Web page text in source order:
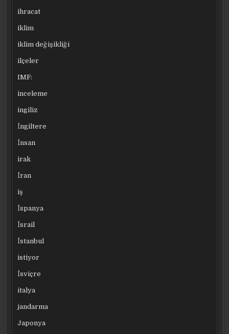
ihracat
iklim
iklim değişikliği
ilçeler
IMF:
inceleme
ingiliz
İngiltere
İnsan
irak
İran
iş
İspanya
İsrail
İstanbul
istiyor
İsviçre
italya
jandarma
Japonya